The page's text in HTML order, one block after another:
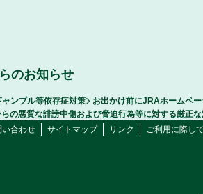
のお知らせ
ンブル等依存症対策
お出かけ前にJRAホームペ
の悪質な誹謗中傷および脅迫行為等に対する厳正
い合わせ
サイトマップ リンク ご利用に際し